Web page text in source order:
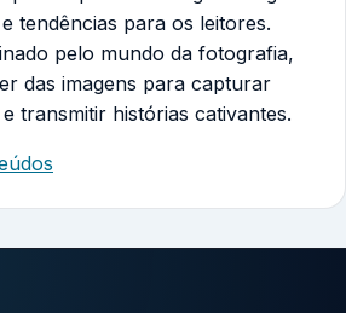
tendências para os leitores.
pelo mundo da fotografia,
das imagens para capturar
transmitir histórias cativantes.